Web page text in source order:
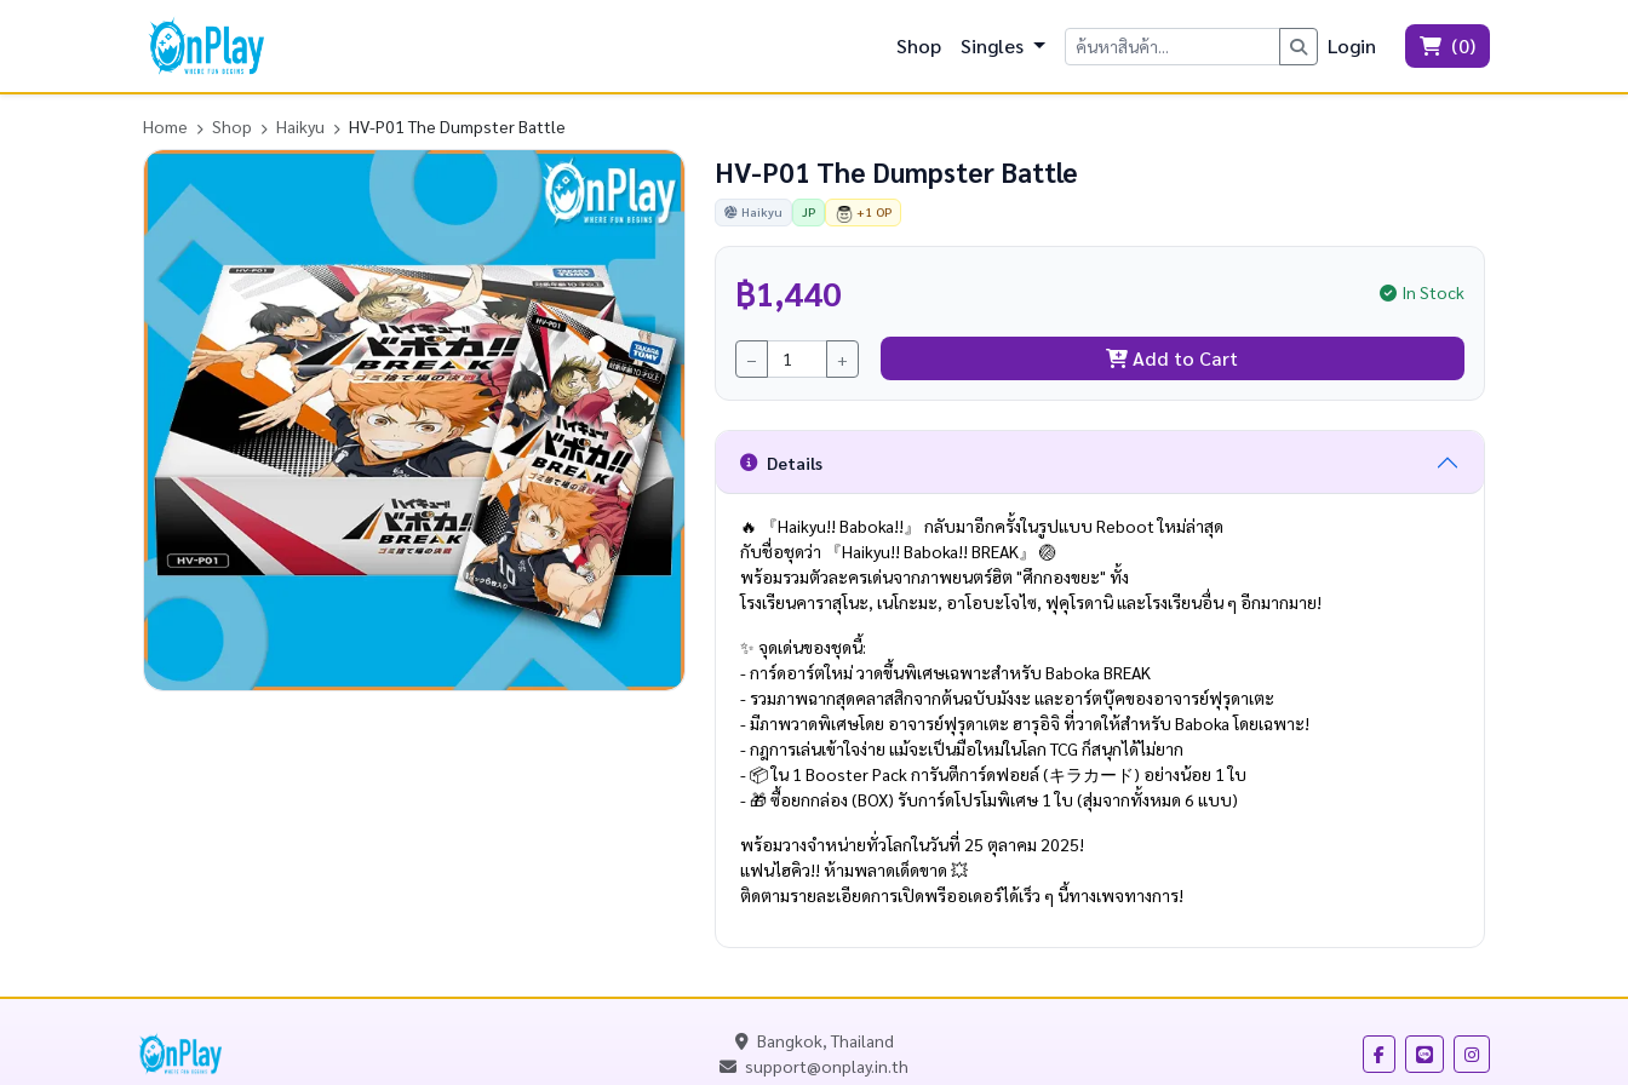
Shop Singles Login (0)
Home Shop Haikyu HV-P01 The Dumpster Battle
HV-P01 The Dumpster Battle
Haikyu JP +1 OP
฿1,440 In Stock
− + Add to Cart
Details
🔥 『Haikyu!! Baboka!!』 กลับมาอีกครั้งในรูปแบบ Reboot ใหม่ล่าสุด
กับชื่อชุดว่า 『Haikyu!! Baboka!! BREAK』 🏐
พร้อมรวมตัวละครเด่นจากภาพยนตร์ฮิต "ศึกกองขยะ" ทั้ง
โรงเรียนคาราสุโนะ, เนโกะมะ, อาโอบะโจไซ, ฟุคุโรดานิ และโรงเรียนอื่น ๆ อีกมากมาย!
✨ จุดเด่นของชุดนี้:
- การ์ดอาร์ตใหม่ วาดขึ้นพิเศษเฉพาะสำหรับ Baboka BREAK
- รวมภาพฉากสุดคลาสสิกจากต้นฉบับมังงะ และอาร์ตบุ๊คของอาจารย์ฟุรุดาเตะ
- มีภาพวาดพิเศษโดย อาจารย์ฟุรุดาเตะ ฮารุอิจิ ที่วาดให้สำหรับ Baboka โดยเฉพาะ!
- กฎการเล่นเข้าใจง่าย แม้จะเป็นมือใหม่ในโลก TCG ก็สนุกได้ไม่ยาก
- 📦 ใน 1 Booster Pack การันตีการ์ดฟอยล์ (キラカード) อย่างน้อย 1 ใบ
- 🎁 ซื้อยกกล่อง (BOX) รับการ์ดโปรโมพิเศษ 1 ใบ (สุ่มจากทั้งหมด 6 แบบ)
พร้อมวางจำหน่ายทั่วโลกในวันที่ 25 ตุลาคม 2025!
แฟนไฮคิว!! ห้ามพลาดเด็ดขาด 💥
ติดตามรายละเอียดการเปิดพรีออเดอร์ได้เร็ว ๆ นี้ทางเพจทางการ!
Bangkok, Thailand
support@onplay.in.th